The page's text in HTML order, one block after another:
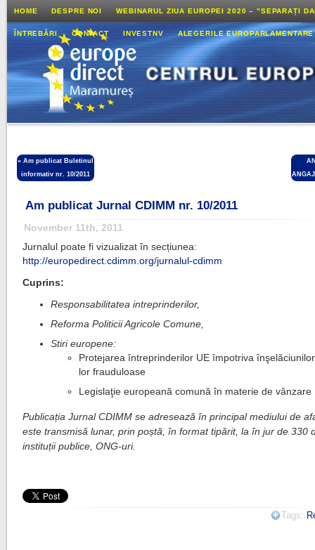
HOME DESPRE NOI WEBINARUL ZIUA EUROPEI 2020 – ”SEPARAȚI
ÎNTREBĂRI CONTACT INVESTNV ALEGERILE
«Am publicat Buletinul
informativ nr. 10/2011
Am publicat Jurnal CDIMM nr. 10/2011
November 11th, 2011
Jurnalul poate fi vizualizat în secțiunea:
http://europedirect.cdimm.org/jurnalul-cdimm
Cuprins:
Responsabilitatea intreprinderilor,
Reforma Politicii Agricole Comune,
Stiri europene:
Protejarea întreprinde­rilor UE împotriva
lor frauduloase
Legislaţie europeană comună în materie de vânzare
Publicația Jurnal CDIMM se adresează în principal mediului de
este transmisă lunar, prin poștă, în format tipărit, la în jur de 330
instituții publice, ONG-uri.
Tags: